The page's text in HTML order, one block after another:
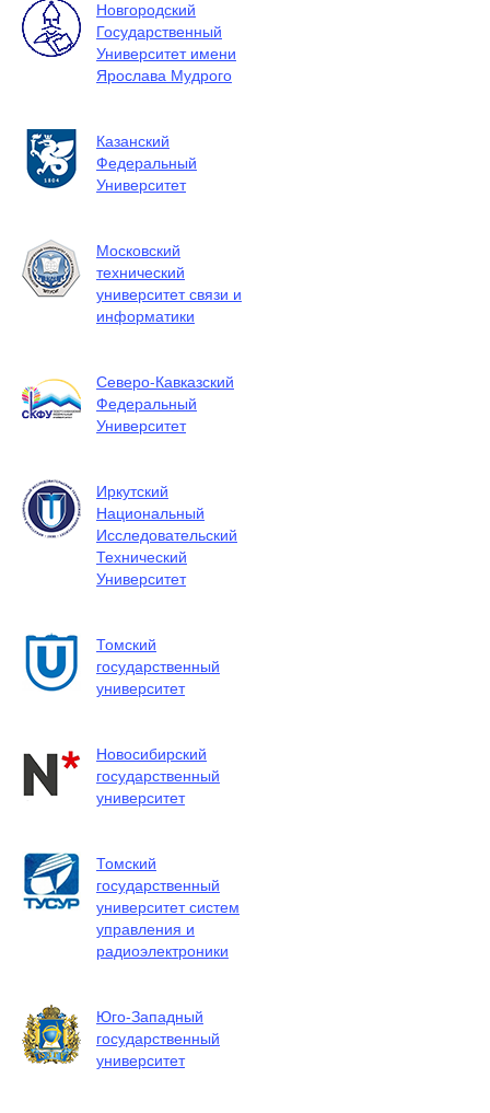
Новгородский
Государственный
Университет имени
Ярослава Мудрого
Казанский
Федеральный
Университет
Московский
технический
университет связи и
информатики
Северо-Кавказский
Федеральный
Университет
Иркутский
Национальный
Исследовательский
Технический
Университет
Томский
государственный
университет
Новосибирский
государственный
университет
Томский
государственный
университет систем
управления и
радиоэлектроники
Юго-Западный
государственный
университет